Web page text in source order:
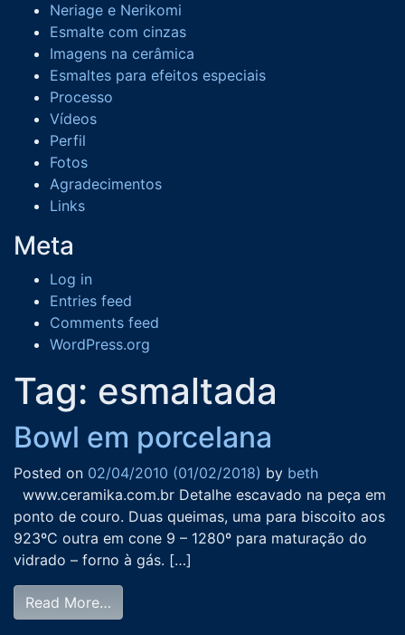
Neriage e Nerikomi
Esmalte com cinzas
Imagens na cerâmica
Esmaltes para efeitos especiais
Processo
Vídeos
Perfil
Fotos
Agradecimentos
Links
Meta
Log in
Entries feed
Comments feed
WordPress.org
Tag: esmaltada
Bowl em porcelana
Posted on 02/04/2010 (01/02/2018) by beth
www.ceramika.com.br Detalhe escavado na peça em
ponto de couro. Duas queimas, uma para biscoito aos
923ºC outra em cone 9 – 1280º para maturação do
vidrado – forno à gás. […]
Read More…